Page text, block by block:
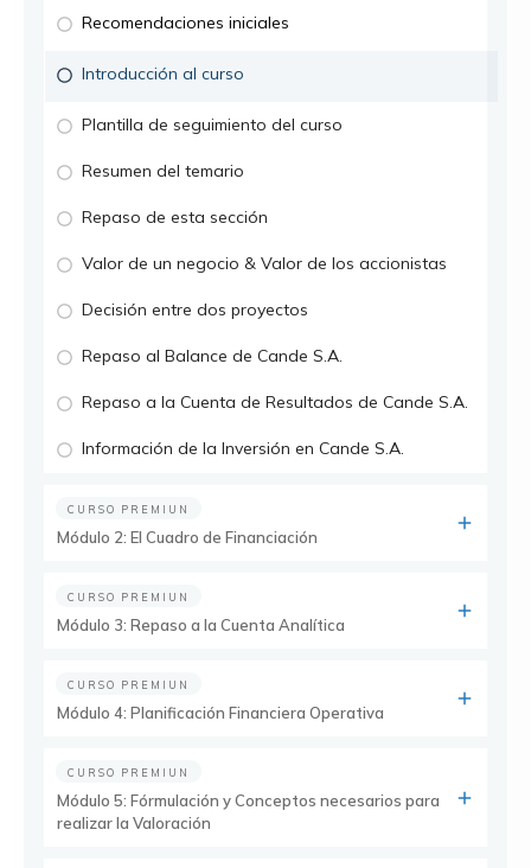
Recomendaciones iniciales
Introducción al curso
Plantilla de seguimiento del curso
Resumen del temario
Repaso de esta sección
Valor de un negocio & Valor de los accionistas
Decisión entre dos proyectos
Repaso al Balance de Cande S.A.
Repaso a la Cuenta de Resultados de Cande S.A.
Información de la Inversión en Cande S.A.
CURSO PREMIUN
Módulo 2: El Cuadro de Financiación
CURSO PREMIUN
Módulo 3: Repaso a la Cuenta Analítica
CURSO PREMIUN
Módulo 4: Planificación Financiera Operativa
CURSO PREMIUN
Módulo 5: Fórmulación y Conceptos necesarios para
realizar la Valoración